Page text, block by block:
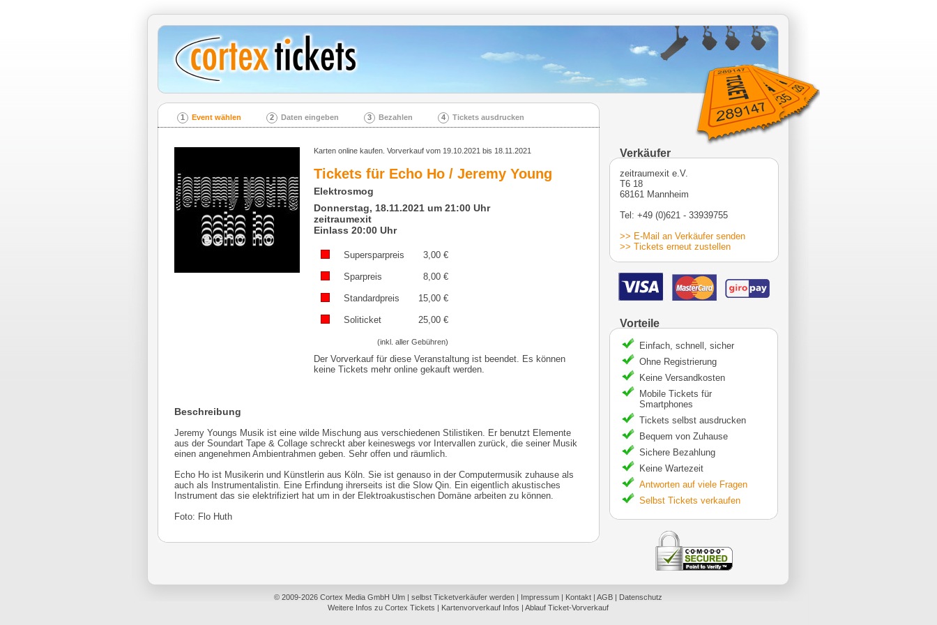
1 Event wählen 2 Daten eingeben 3 Bezahlen 4 Tickets ausdrucken
Karten online kaufen. Vorverkauf vom 19.10.2021 bis 18.11.2021
Tickets für Echo Ho / Jeremy Young
Elektrosmog
Donnerstag, 18.11.2021 um 21:00 Uhr
zeitraumexit
Einlass 20:00 Uhr
Supersparpreis 3,00 €
Sparpreis 8,00 €
Standardpreis 15,00 €
Soliticket 25,00 €
(inkl. aller Gebühren)
Der Vorverkauf für diese Veranstaltung ist beendet. Es können
keine Tickets mehr online gekauft werden.
Beschreibung
Jeremy Youngs Musik ist eine wilde Mischung aus verschiedenen Stilistiken. Er benutzt Elemente
aus der Soundart Tape & Collage schreckt aber keineswegs vor Intervallen zurück, die seiner Musik
einen angenehmen Ambientrahmen geben. Sehr offen und räumlich.
Echo Ho ist Musikerin und Künstlerin aus Köln. Sie ist genauso in der Computermusik zuhause als
auch als Instrumentalistin. Eine Erfindung ihrerseits ist die Slow Qin. Ein eigentlich akustisches
Instrument das sie elektrifiziert hat um in der Elektroakustischen Domäne arbeiten zu können.
Foto: Flo Huth
Verkäufer
zeitraumexit e.V.
T6 18
68161 Mannheim
Tel: +49 (0)621 - 33939755
>> E-Mail an Verkäufer senden
>> Tickets erneut zustellen
Vorteile
Einfach, schnell, sicher
Ohne Registrierung
Keine Versandkosten
Mobile Tickets für
Smartphones
Tickets selbst ausdrucken
Bequem von Zuhause
Sichere Bezahlung
Keine Wartezeit
Antworten auf viele Fragen
Selbst Tickets verkaufen
© 2009-2026 Cortex Media GmbH Ulm | selbst Ticketverkäufer werden | Impressum | Kontakt | AGB | Datenschutz
Weitere Infos zu Cortex Tickets | Kartenvorverkauf Infos | Ablauf Ticket-Vorverkauf